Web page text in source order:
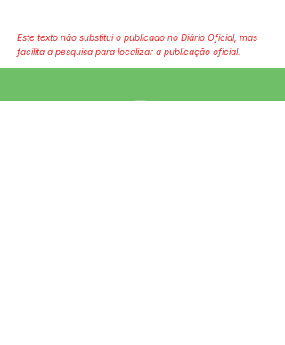
Este texto não substitui o publicado no Diário Oficial, mas
facilita a pesquisa para localizar a publicação oficial.